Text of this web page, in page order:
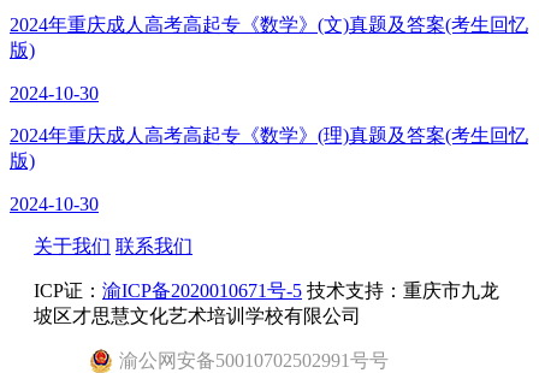
2024年重庆成人高考高起专《数学》(文)真题及答案(考生回忆
版)
2024-10-30
2024年重庆成人高考高起专《数学》(理)真题及答案(考生回忆
版)
2024-10-30
关于我们 联系我们
ICP证： 渝ICP备2020010671号-5 技术支持：重庆市九龙
坡区才思慧文化艺术培训学校有限公司
渝公网安备50010702502991号号